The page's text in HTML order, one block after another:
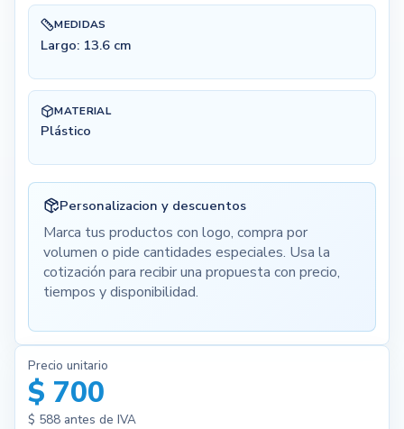
MEDIDAS
Largo: 13.6 cm
MATERIAL
Plástico
Personalizacion y descuentos
Marca tus productos con logo, compra por
volumen o pide cantidades especiales. Usa la
cotización para recibir una propuesta con precio,
tiempos y disponibilidad.
Precio unitario
$ 700
$ 588antes de IVA